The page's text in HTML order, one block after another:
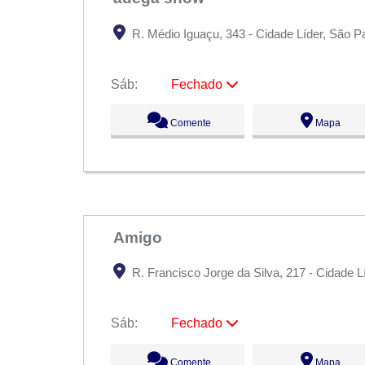
R. Médio Iguaçu, 343 - Cidade Líder, São
Sáb:
Fechado
09:00 - 18:00
Qua:
09:00 - 18:00
Sex:
09:00 - 18:00
Comente Mapa
Amigo
R. Francisco Jorge da Silva, 217 - Cidade
Sáb:
Fechado
Comente Mapa